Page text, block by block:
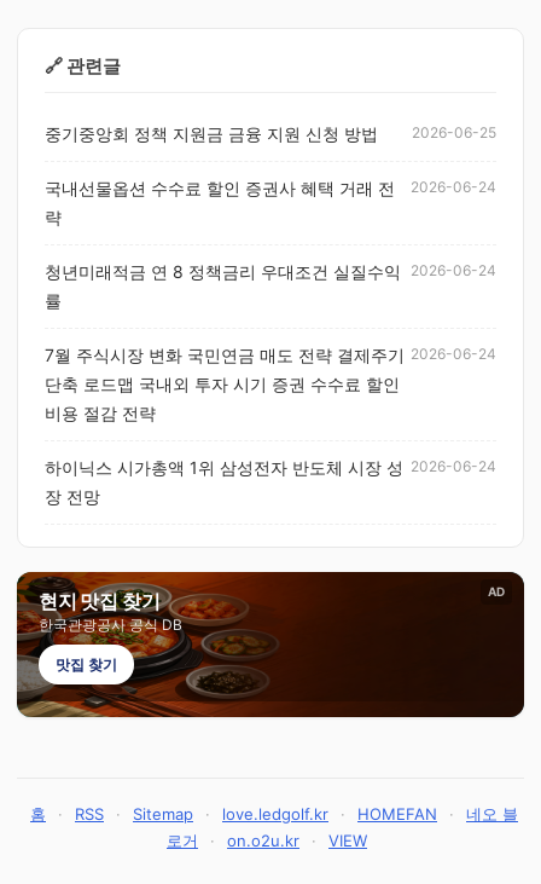
🔗 관련글
중기중앙회 정책 지원금 금융 지원 신청 방법 2026-06-25
국내선물옵션 수수료 할인 증권사 혜택 거래 전
략
2026-06-24
청년미래적금 연 8 정책금리 우대조건 실질수익
률
2026-06-24
7월 주식시장 변화 국민연금 매도 전략 결제주기
단축 로드맵 국내외 투자 시기 증권 수수료 할인
비용 절감 전략
2026-06-24
하이닉스 시가총액 1위 삼성전자 반도체 시장 성
장 전망
2026-06-24
AD
현지 맛집 찾기
한국관광공사 공식 DB
맛집 찾기
홈 · RSS · Sitemap · love.ledgolf.kr · HOMEFAN ·
네오 블
로거
· on.o2u.kr · VIEW